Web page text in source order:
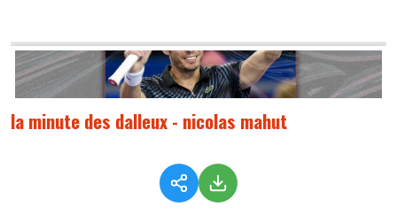
la minute des dalleux - nicolas mahut